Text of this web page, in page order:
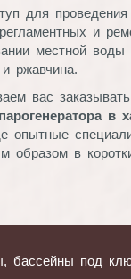
для проведения
и
местной воды
ржавчина.
вас
в
опытные
образом в
бассейны под